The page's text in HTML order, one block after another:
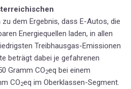
zu dem Ergebnis, dass E-Autos, die
Energiequellen laden, in allen
Treibhausgas-Emissionen
beträgt dabei je gefahrenen
Gramm CO2eq bei einem
CO2eq im Oberklassen-Segment.